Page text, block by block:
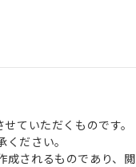
ていただくものです。
ださい。
されるものであり、